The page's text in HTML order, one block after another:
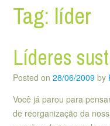
Tag: líder
Líderes
Posted on 28/06/2009 by
Você já parou para
de reorganização da